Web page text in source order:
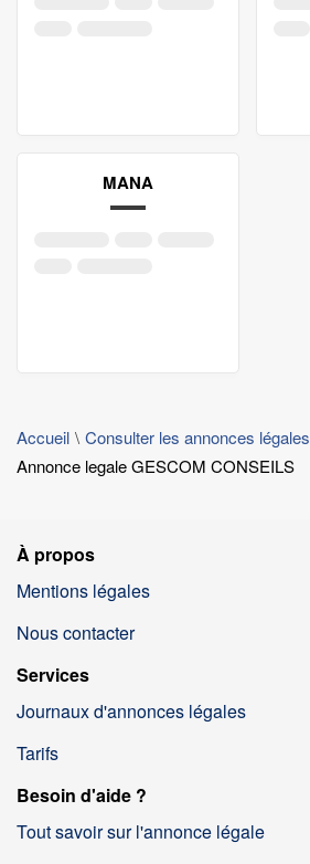
MANA
Accueil Consulter les annonces légales
Annonce legale GESCOM CONSEILS
À propos
Mentions légales
Nous contacter
Services
Journaux d'annonces légales
Tarifs
Besoin d'aide ?
Tout savoir sur l'annonce légale